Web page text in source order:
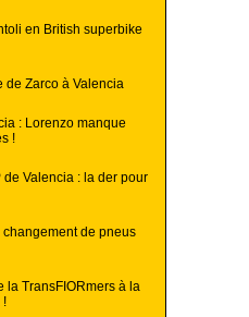
en British superbike
de Zarco à Valencia
: Lorenzo manque
!
Valencia : la der pour
changement de pneus
la TransFIORmers à la
!